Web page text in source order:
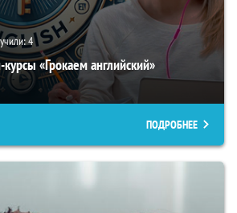
4
«Грокаем английский»
ПОДРОБНЕЕ